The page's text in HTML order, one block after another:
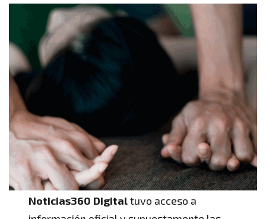
Noticias360 Digitaltuvo acceso a